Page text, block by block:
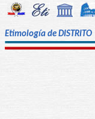
Etimología de DISTRITO